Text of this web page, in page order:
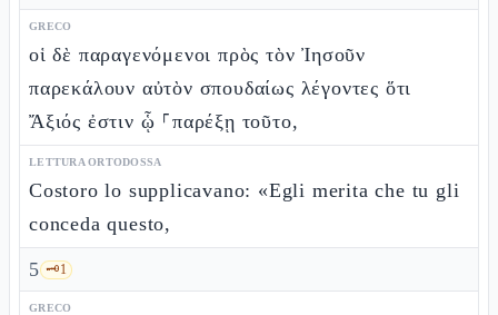
GRECO
οἱ δὲ παραγενόμενοι πρὸς τὸν Ἰησοῦν
παρεκάλουν αὐτὸν σπουδαίως λέγοντες ὅτι
Ἄξιός ἐστιν ᾧ ⸀παρέξῃ τοῦτο,
LETTURA ORTODOSSA
Costoro lo supplicavano: «Egli merita che tu gli
conceda questo,
5 🗝️1
GRECO